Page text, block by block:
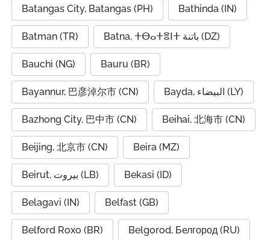
Batangas City, Batangas (PH) Bathinda (IN)
Batman (TR) Batna, ⵜⴱⴰⵜⴻⵏⵜ باتنة (DZ)
Bauchi (NG) Bauru (BR)
Bayannur, 巴彦淖尔市 (CN) Bayda, البيضاء (LY)
Bazhong City, 巴中市 (CN) Beihai, 北海市 (CN)
Beijing, 北京市 (CN) Beira (MZ)
Beirut, بيروت (LB) Bekasi (ID)
Belagavi (IN) Belfast (GB)
Belford Roxo (BR) Belgorod, Белгород (RU)